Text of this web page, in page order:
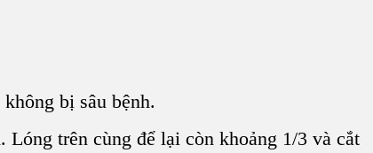
bị sâu bệnh.
trên cùng để lại còn khoảng 1/3 và cắt